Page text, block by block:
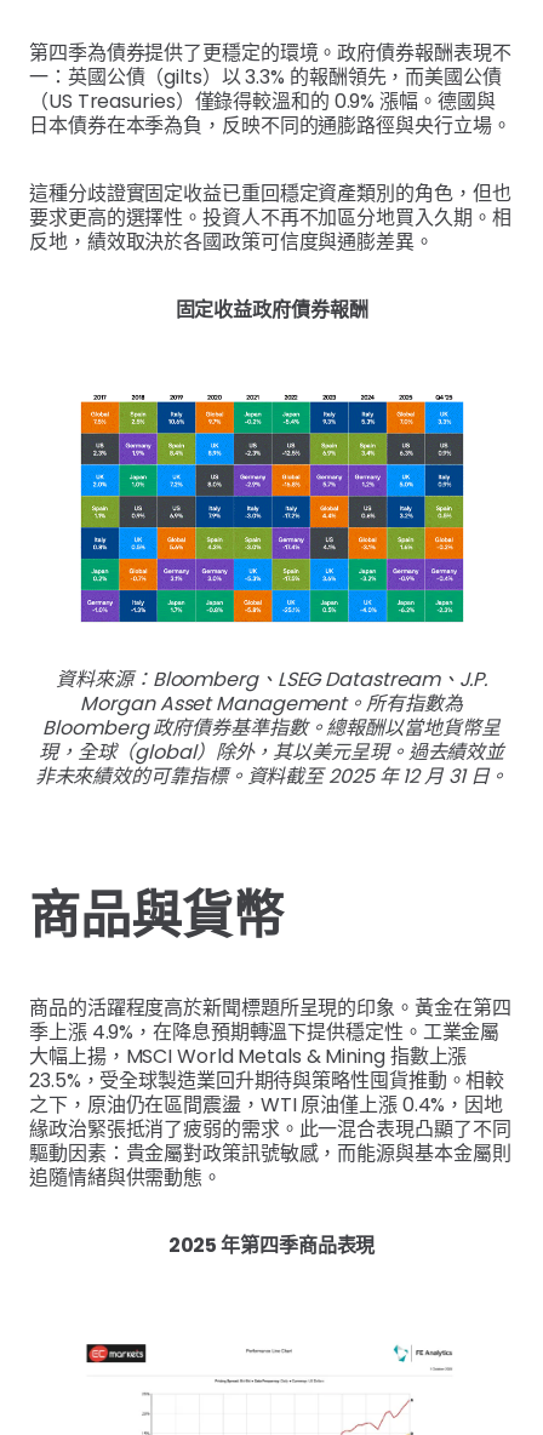
第四季為債券提供了更穩定的環境。政府債券報酬表現不
一：英國公債（gilts）以 3.3% 的報酬領先，而美國公債
（US Treasuries）僅錄得較溫和的 0.9% 漲幅。德國與
日本債券在本季為負，反映不同的通膨路徑與央行立場。
這種分歧證實固定收益已重回穩定資產類別的角色，但也
要求更高的選擇性。投資人不再不加區分地買入久期。相
反地，績效取決於各國政策可信度與通膨差異。
固定收益政府債券報酬
資料來源：Bloomberg、LSEG Datastream、J.P.
Morgan Asset Management。所有指數為
Bloomberg 政府債券基準指數。總報酬以當地貨幣呈
現，全球（global）除外，其以美元呈現。過去績效並
非未來績效的可靠指標。資料截至 2025 年 12 月 31 日。
商品與貨幣
商品的活躍程度高於新聞標題所呈現的印象。黃金在第四
季上漲 4.9%，在降息預期轉溫下提供穩定性。工業金屬
大幅上揚，MSCI World Metals & Mining 指數上漲
23.5%，受全球製造業回升期待與策略性囤貨推動。相較
之下，原油仍在區間震盪，WTI 原油僅上漲 0.4%，因地
緣政治緊張抵消了疲弱的需求。此一混合表現凸顯了不同
驅動因素：貴金屬對政策訊號敏感，而能源與基本金屬則
追隨情緒與供需動態。
2025 年第四季商品表現